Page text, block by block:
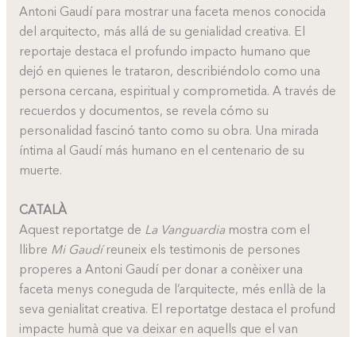
Antoni Gaudí para mostrar una faceta menos conocida
del arquitecto, más allá de su genialidad creativa. El
reportaje destaca el profundo impacto humano que
dejó en quienes le trataron, describiéndolo como una
persona cercana, espiritual y comprometida. A través de
recuerdos y documentos, se revela cómo su
personalidad fascinó tanto como su obra. Una mirada
íntima al Gaudí más humano en el centenario de su
muerte.
CATALÀ
Aquest reportatge de La Vanguardiamostra com el
llibre Mi Gaudíreuneix els testimonis de persones
properes a Antoni Gaudí per donar a conèixer una
faceta menys coneguda de l’arquitecte, més enllà de la
seva genialitat creativa. El reportatge destaca el profund
impacte humà que va deixar en aquells que el van